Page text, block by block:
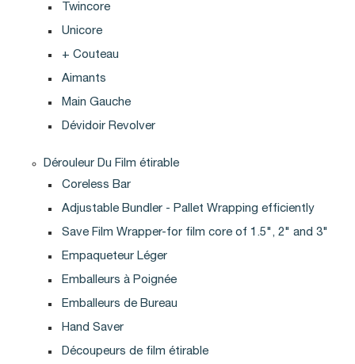
Twincore
Unicore
+ Couteau
Aimants
Main Gauche
Dévidoir Revolver
Dérouleur Du Film étirable
Coreless Bar
Adjustable Bundler - Pallet Wrapping efficiently
Save Film Wrapper-for film core of 1.5", 2" and 3"
Empaqueteur Léger
Emballeurs à Poignée
Emballeurs de Bureau
Hand Saver
Découpeurs de film étirable